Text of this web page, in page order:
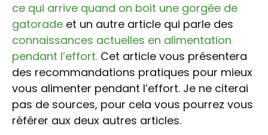
ce qui arrive quand on boit une gorgée de
gatorade et un autre article qui parle des
connaissances actuelles en alimentation
pendant l’effort. Cet article vous présentera
des recommandations pratiques pour mieux
vous alimenter pendant l’effort. Je ne citerai
pas de sources, pour cela vous pourrez vous
référer aux deux autres articles.